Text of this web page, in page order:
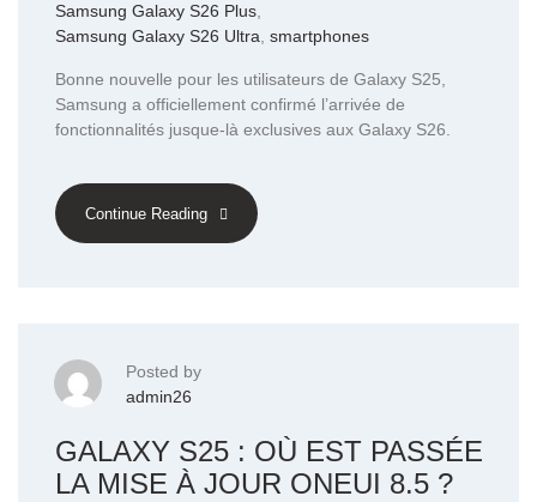
Samsung Galaxy S26 Plus
Samsung Galaxy S26 Ultra smartphones
Bonne nouvelle pour les utilisateurs de Galaxy S25,
Samsung a officiellement confirmé l’arrivée de
fonctionnalités jusque-là exclusives aux Galaxy S26.
Continue Reading
Posted by
admin26
GALAXY S25 : OÙ EST PASSÉE
LA MISE À JOUR ONEUI 8.5 ?